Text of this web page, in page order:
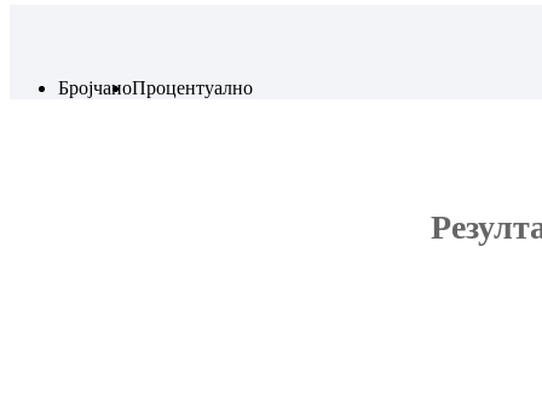
БројчаноПроцентуално